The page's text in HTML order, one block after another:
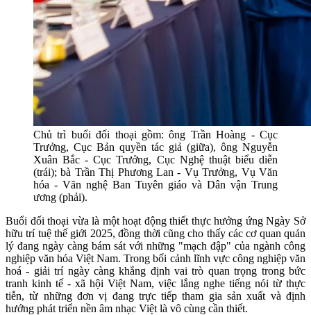
Chủ trì buổi đối thoại gồm: ông Trần Hoàng - Cục
Trưởng, Cục Bản quyền tác giả (giữa), ông Nguyễn
Xuân Bắc - Cục Trưởng, Cục Nghệ thuật biểu diễn
(trái); bà Trần Thị Phương Lan - Vụ Trưởng, Vụ Văn
hóa - Văn nghệ Ban Tuyên giáo và Dân vận Trung
ương (phải).
Buổi đối thoại vừa là một hoạt động thiết thực hưởng ứng Ngày Sở
hữu trí tuệ thế giới 2025, đồng thời cũng cho thấy các cơ quan quản
lý đang ngày càng bám sát với những "mạch đập" của ngành công
nghiệp văn hóa Việt Nam. Trong bối cảnh lĩnh vực công nghiệp văn
hoá - giải trí ngày càng khẳng định vai trò quan trọng trong bức
tranh kinh tế - xã hội Việt Nam, việc lắng nghe tiếng nói từ thực
tiễn, từ những đơn vị đang trực tiếp tham gia sản xuất và định
hướng phát triển nền âm nhạc Việt là vô cùng cần thiết.